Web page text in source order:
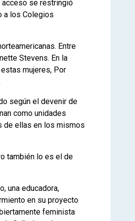
acceso se restringió
a los Colegios
Entre
Stevens. En la
mujeres, Por
según el devenir de
como unidades
de ellas en los mismos
también lo es el de
una educadora,
en su proyecto
feminista